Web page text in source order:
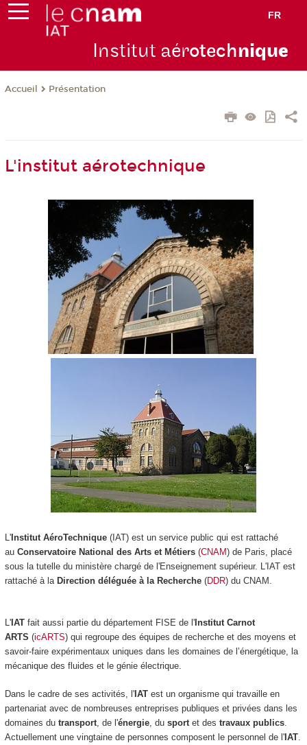
FR
Institut aérotechnique
Accueil Présentation
L'institut aérotechnique
L'Institut AéroTechnique (IAT) est un service public qui est rattaché
au Conservatoire National des Arts et Métiers(CNAM) de Paris, placé
sous la tutelle du ministère chargé de l'Enseignement supérieur. L'IAT est
rattaché à la Direction déléguée à la Recherche (DDR) du CNAM.
L'IATfait aussi partie du département FISE de l'Institut Carnot
ARTS (icARTS) qui regroupe des équipes de recherche et des moyens et
savoir-faire expérimentaux uniques dans les domaines de l’énergétique, la
mécanique des fluides et le génie électrique.
Dans le cadre de ses activités, l'IATest un organisme qui travaille en
partenariat avec de nombreuses entreprises publiques et privées dans les
domaines dutransport, de l'énergie, du sportet des travaux publics.
Actuellement une vingtaine de personnes composent le personnel de l'IAT.